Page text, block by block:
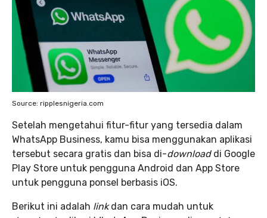
Source: ripplesnigeria.com
Setelah mengetahui fitur-fitur yang tersedia dalam
WhatsApp Business, kamu bisa menggunakan aplikasi
tersebut secara gratis dan bisa di-downloaddi Google
Play Store untuk pengguna Android dan App Store
untuk pengguna ponsel berbasis iOS.
Berikut ini adalah linkdan cara mudah untuk